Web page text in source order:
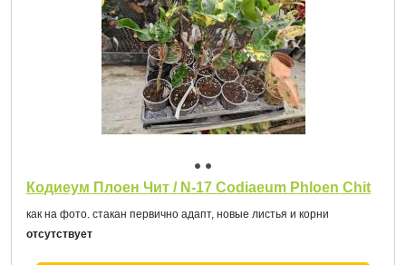
Кодиеум Плоен Чит / N-17 Codiaeum Phloen Chit
как на фото. стакан первично адапт, новые листья и корни
отсутствует